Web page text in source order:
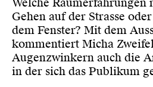
Welche Raumerfahrungen
Gehen auf der Strasse
dem Fenster? Mit dem
kommentiert Micha
Augenzwinkern auch die
in der sich das Publikum